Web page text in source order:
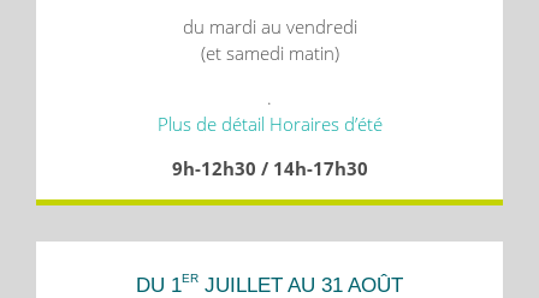
du mardi au vendredi
(et samedi matin)
.
Plus de détail Horaires d’été
9h-12h30 / 14h-17h30
DU 1ER JUILLET AU 31 AOÛT